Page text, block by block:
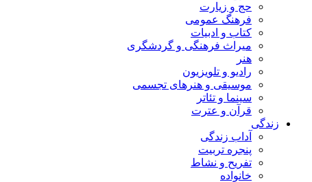
حج و زیارت
فرهنگ عمومی
کتاب و ادبیات
میراث فرهنگی و گردشگری
هنر
رادیو و تلویزیون
موسیقی و هنرهای تجسمی
سینما و تئاتر
قرآن و عترت
زندگی
آداب زندگی
پنجره تربیت
تفریح و نشاط
خانواده